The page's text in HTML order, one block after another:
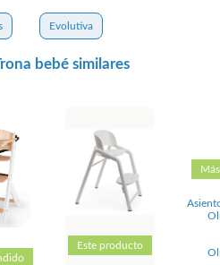
Evolutiva
bebé similares
Este producto